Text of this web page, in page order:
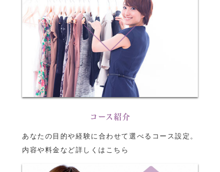
コース紹介
あなたの目的や経験に合わせて選べるコース設定。
内容や料金など詳しくはこちら